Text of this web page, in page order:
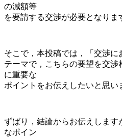
の減額等
を要請する交渉が必要となりま
そこで，本投稿では，「交渉に
テーマで，こちらの要望を交
に重要な
ポイントをお伝えしたいと思い
ずばり，結論からお伝えしま
なポイン